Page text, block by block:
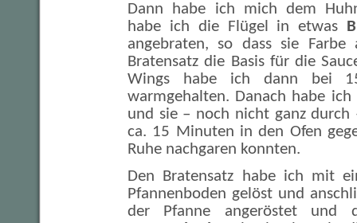
Dann habe ich mich dem
habe ich die Flügel in etwas
angebraten, so dass sie
Bratensatz die Basis für die
Wings habe ich dann bei
warmgehalten. Danach habe
und sie – noch nicht ganz durch
ca. 15 Minuten in den Ofen
Ruhe nachgaren konnten.
Den Bratensatz habe ich mit
Pfannenboden gelöst und
der Pfanne angeröstet